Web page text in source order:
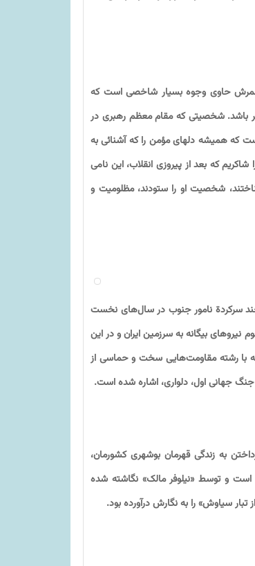
حاوی وجوه بسیار شاخصی است که
باشد. شخصیتی که مقام معظم رهبری در
که همیشه دلهاى مؤمن را که آشنائى به
که بعد از پیروزى انقلاب، این نامى
شخصیت او را ستودند، مظلومیت و
چند سرکردة نامور جنوب در سال‌های نخست
نیروهای بیگانه به سرزمین ایران و در این
که با رشته مقاومت‌هایی سخت و حماسی از
جهانی اول، دلواری، اشاره شده است.
به زندگی قهرمان بوشهری کشورمان،
است و توسط «نیلوفر مالک» نگاشته شده
سیاوش» را به نگارش درآورده بود.